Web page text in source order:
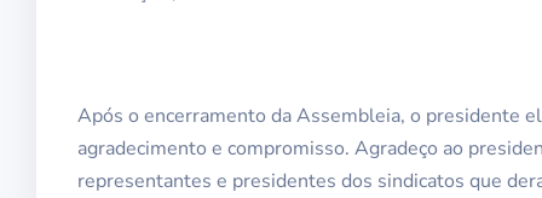
Após o encerramento da Assembleia, o presidente
agradecimento e compromisso. Agradeço ao
representantes e presidentes dos sindicatos que